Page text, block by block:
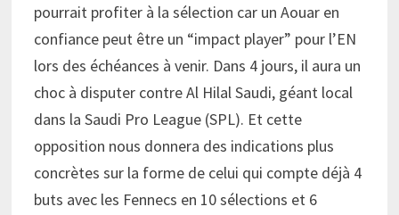
pourrait profiter à la sélection car un Aouar en
confiance peut être un “impact player” pour l’EN
lors des échéances à venir. Dans 4 jours, il aura un
choc à disputer contre Al Hilal Saudi, géant local
dans la Saudi Pro League (SPL). Et cette
opposition nous donnera des indications plus
concrètes sur la forme de celui qui compte déjà 4
buts avec les Fennecs en 10 sélections et 6